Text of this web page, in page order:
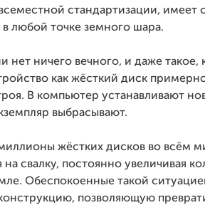
стандартизации, имеет
любой точке земного шара.
нет ничего вечного, и даже такое,
как жёсткий диск примерно
В компьютер устанавливают
выбрасывают.
миллионы жёстких дисков во всём
на свалку, постоянно увеличивая
Обеспокоенные такой
позволяющую